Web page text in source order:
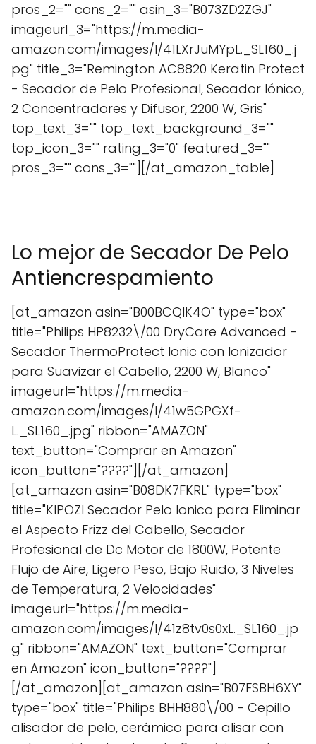
pros_2="" cons_2="" asin_3="B073ZD2ZGJ"
imageurl_3="https://m.media-
amazon.com/images/I/41LXrJuMYpL._SL160_.j
pg" title_3="Remington AC8820 Keratin Protect
- Secador de Pelo Profesional, Secador Iónico,
2 Concentradores y Difusor, 2200 W, Gris"
top_text_3="" top_text_background_3=""
top_icon_3="" rating_3="0" featured_3=""
pros_3="" cons_3=""][/at_amazon_table]
Lo mejor de Secador De Pelo
Antiencrespamiento
[at_amazon asin="B00BCQIK4O" type="box"
title="Philips HP8232\/00 DryCare Advanced -
Secador ThermoProtect Ionic con Ionizador
para Suavizar el Cabello, 2200 W, Blanco"
imageurl="https://m.media-
amazon.com/images/I/41w5GPGXf-
L._SL160_.jpg" ribbon="AMAZON"
text_button="Comprar en Amazon"
icon_button="????"][/at_amazon]
[at_amazon asin="B08DK7FKRL" type="box"
title="KIPOZI Secador Pelo Ionico para Eliminar
el Aspecto Frizz del Cabello, Secador
Profesional de Dc Motor de 1800W, Potente
Flujo de Aire, Ligero Peso, Bajo Ruido, 3 Niveles
de Temperatura, 2 Velocidades"
imageurl="https://m.media-
amazon.com/images/I/41z8tv0s0xL._SL160_.jp
g" ribbon="AMAZON" text_button="Comprar
en Amazon" icon_button="????"]
[/at_amazon][at_amazon asin="B07FSBH6XY"
type="box" title="Philips BHH880\/00 - Cepillo
alisador de pelo, cerámico para alisar con